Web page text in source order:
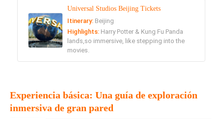
Universal Studios Beijing Tickets
Itinerary: Beijing
Highlights: Harry Potter & Kung Fu Panda
lands,so immersive, like stepping into the
movies.
Experiencia básica: Una guía de exploración
inmersiva de gran pared